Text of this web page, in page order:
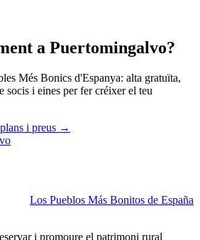
a Puertomingalvo?
Més Bonics d'Espanya: alta gratuïta,
socis i eines per fer créixer el teu
i preus →
Los Pueblos Más Bonitos de España
i promoure el patrimoni rural